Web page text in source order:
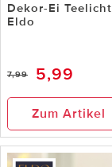
Dekor-Ei
Eldo
7,99 5,99
Zum Artikel